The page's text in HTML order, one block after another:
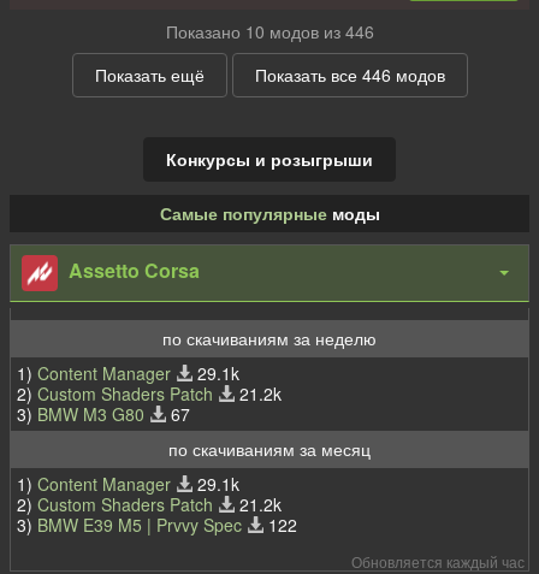
- 3 Авто на старте (заменяемые)
Карта 1х1 км (лето и осень)
Всем приятных покатушек!))
Показано 10 модов из 446
Показать ещё
Показать все 446 модов
Конкурсы и розыгрыши
Самые популярныемоды
Assetto Corsa
по скачиваниям за неделю
1) Content Manager
29.1k
2) Custom Shaders Patch
21.2k
3) BMW M3 G80
67
по скачиваниям за месяц
1) Content Manager
29.1k
2) Custom Shaders Patch
21.2k
3) BMW E39 M5 | Prvvy Spec 122
Обновляется каждый час